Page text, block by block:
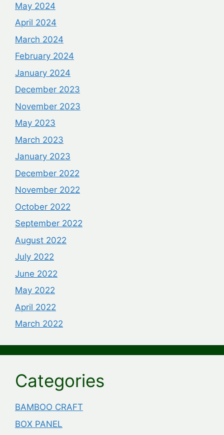
May 2024
April 2024
March 2024
February 2024
January 2024
December 2023
November 2023
May 2023
March 2023
January 2023
December 2022
November 2022
October 2022
September 2022
August 2022
July 2022
June 2022
May 2022
April 2022
March 2022
Categories
BAMBOO CRAFT
BOX PANEL